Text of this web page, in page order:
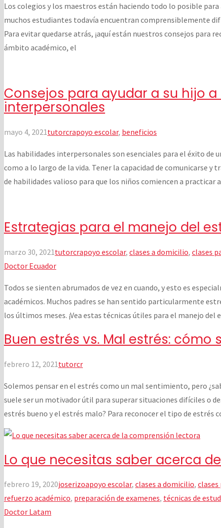
Los colegios y los maestros están haciendo todo lo posible
muchos estudiantes todavía encuentran comprensiblemente
Para evitar quedarse atrás, ¡aquí están nuestros consejos para
ámbito académico, el
Consejos para ayudar a su hijo
interpersonales
mayo 4, 2021 tutorcrapoyo escolar, beneficios
Las habilidades interpersonales son esenciales para el éxito
como a lo largo de la vida. Tener la capacidad de comunicarse
de habilidades valioso para que los niños comiencen a practicar
Estrategias para el manejo del
marzo 30, 2021 tutorcrapoyo escolar, clases a domicilio, clases
Doctor Ecuador
Todos se sienten abrumados de vez en cuando, y esto es
académicos. Muchos padres se han sentido particularmente
los últimos meses. ¡Vea estas técnicas útiles para el manejo del
Buen estrés vs. Mal estrés: cómo
febrero 12, 2021 tutorcr
Solemos pensar en el estrés como un mal sentimiento, pero
suele ser un motivador útil para superar situaciones difíciles o
estrés bueno y el estrés malo? Para reconocer el tipo de estrés
Lo que necesitas saber acerca
febrero 19, 2020joserizoapoyo escolar, clases a domicilio,
refuerzo académico, preparación de examenes, técnicas de
Doctor Latam